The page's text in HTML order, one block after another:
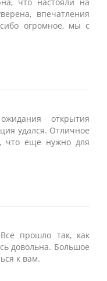
впечатления
огромное, мы с
открытия
удался. Отличное
, что еще нужно для
прошло так, как
довольна. Большое
к вам.